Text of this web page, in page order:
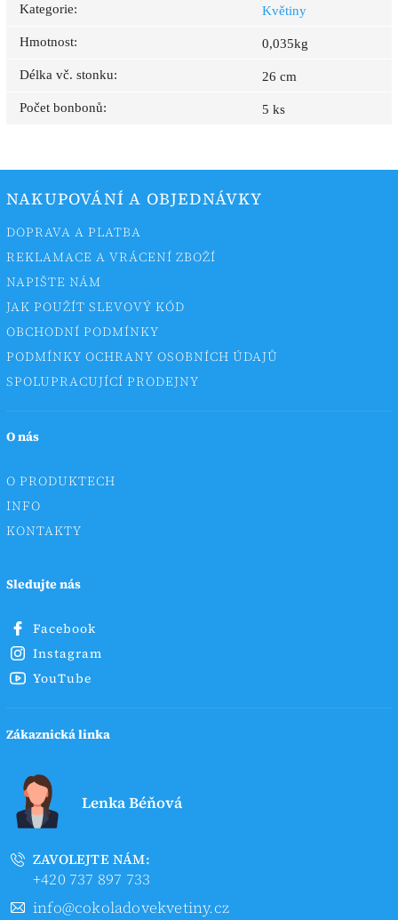
Kategorie: Květiny
Hmotnost: 0,035kg
Délka vč. stonku: 26 cm
Počet bonbonů: 5 ks
NAKUPOVÁNÍ A OBJEDNÁVKY
DOPRAVA A PLATBA
REKLAMACE A VRÁCENÍ ZBOŽÍ
NAPIŠTE NÁM
JAK POUŽÍT SLEVOVÝ KÓD
OBCHODNÍ PODMÍNKY
PODMÍNKY OCHRANY OSOBNÍCH ÚDAJŮ
SPOLUPRACUJÍCÍ PRODEJNY
O nás
O PRODUKTECH
INFO
KONTAKTY
Sledujte nás
Facebook
Instagram
YouTube
Zákaznická linka
Lenka Béňová
ZAVOLEJTE NÁM:
+420 737 897 733
info@cokoladovekvetiny.cz